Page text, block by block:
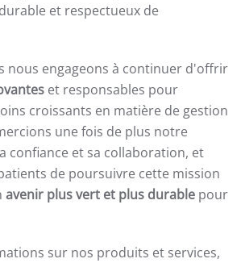
et respectueux de
nous engageons à continuer d'offrir
et responsables pour
croissants en matière de gestion
une fois de plus notre
confiance et sa collaboration, et
de poursuivre cette mission
avenir plus vert et plus durable pour
sur nos produits et services,